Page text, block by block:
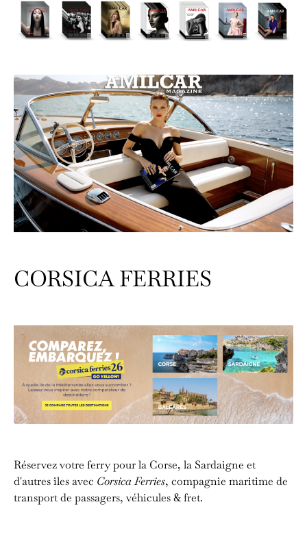
CORSICA FERRIES
Réservez votre ferry pour la Corse, la Sardaigne et
d'autres îles avec Corsica Ferries, compagnie maritime de
transport de passagers, véhicules & fret.